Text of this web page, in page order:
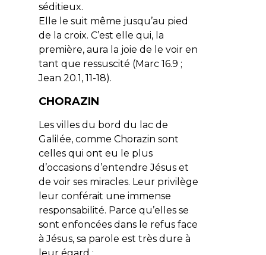
séditieux.
Elle le suit même jusqu’au pied
de la croix. C’est elle qui, la
première, aura la joie de le voir en
tant que ressuscité (Marc 16.9 ;
Jean 20.1, 11-18).
CHORAZIN
Les villes du bord du lac de
Galilée, comme Chorazin sont
celles qui ont eu le plus
d’occasions d’entendre Jésus et
de voir ses miracles. Leur privilège
leur conférait une immense
responsabilité. Parce qu’elles se
sont enfoncées dans le refus face
à Jésus, sa parole est très dure à